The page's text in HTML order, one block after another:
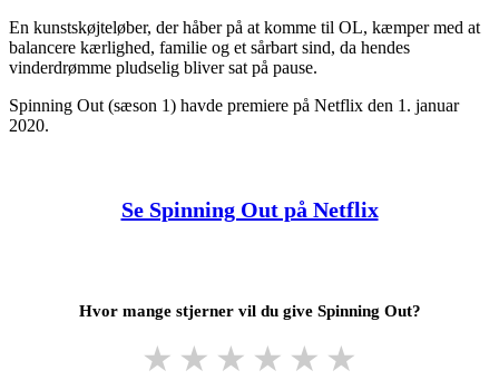
En kunstskøjteløber, der håber på at komme til OL, kæmper med at
balancere kærlighed, familie og et sårbart sind, da hendes
vinderdrømme pludselig bliver sat på pause.
Spinning Out (sæson 1) havde premiere på Netflix den 1. januar
2020.
Se Spinning Out på Netflix
Hvor mange stjerner vil du give Spinning Out?
★ ★ ★ ★ ★ ★